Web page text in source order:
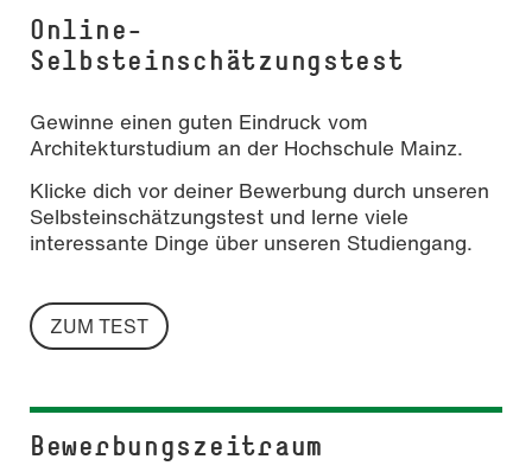
Online-
Selbsteinschätzungstest
Gewinne einen guten Eindruck vom
Architekturstudium an der Hochschule Mainz.
Klicke dich vor deiner Bewerbung durch unseren
Selbsteinschätzungstest und lerne viele
interessante Dinge über unseren Studiengang.
ZUM TEST
Bewerbungszeitraum